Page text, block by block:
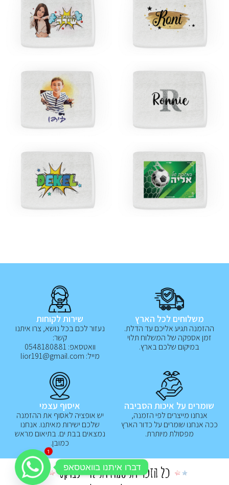
משלוחים לכל הארץ
ההזמנה תגיע אליכם עד הדלת.
זמן אספקה של המשלוח תלוי
במיקום שלכם בארץ.
שירות לקוחות
נעזור לכם בכל נושא, צרו איתנו
קשר:
וואטסאפ: 0548180881
מייל: lior191@gmail.com
שומרים על איכות הסביבה
אנחנו מייצרים לפי הזמנה,
ככה אנחנו שומרים על כדור הארץ
מפסולת מיותרת.
איסוף עצמי
יש אופציה לאסוף את ההזמנה
שלכם ישירות מאיתנו. אנחנו
נמצאים בבת ים. בתיאום מראש
כמובן.
1
דברו איתנו בוואטסאפ